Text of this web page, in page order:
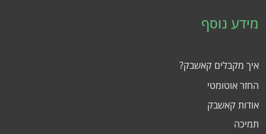
מידע נוסף
איך מקבלים קאשבק?
החזר אוטומטי
אודות קאשבק
תמיכה